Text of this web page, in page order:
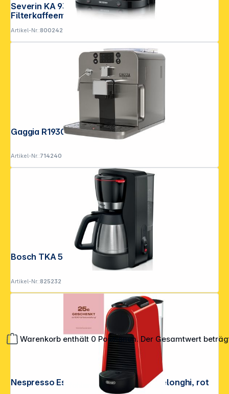
Warenkorb enthält 0 Positionen. Der Gesamtwert
Severin KA 9315 schwarz Duo-
Filterkaffeemaschine
Artikel-Nr.:800242
Gaggia R19305/01 Brera LED silver
Artikel-Nr.:714240
Bosch TKA 5M253 Thermo
Artikel-Nr.:825232
Nespresso Essenza Mini EN 85.R by Delonghi, rot
**EVP = Empfohlener Verkaufspreis des Herstellers /